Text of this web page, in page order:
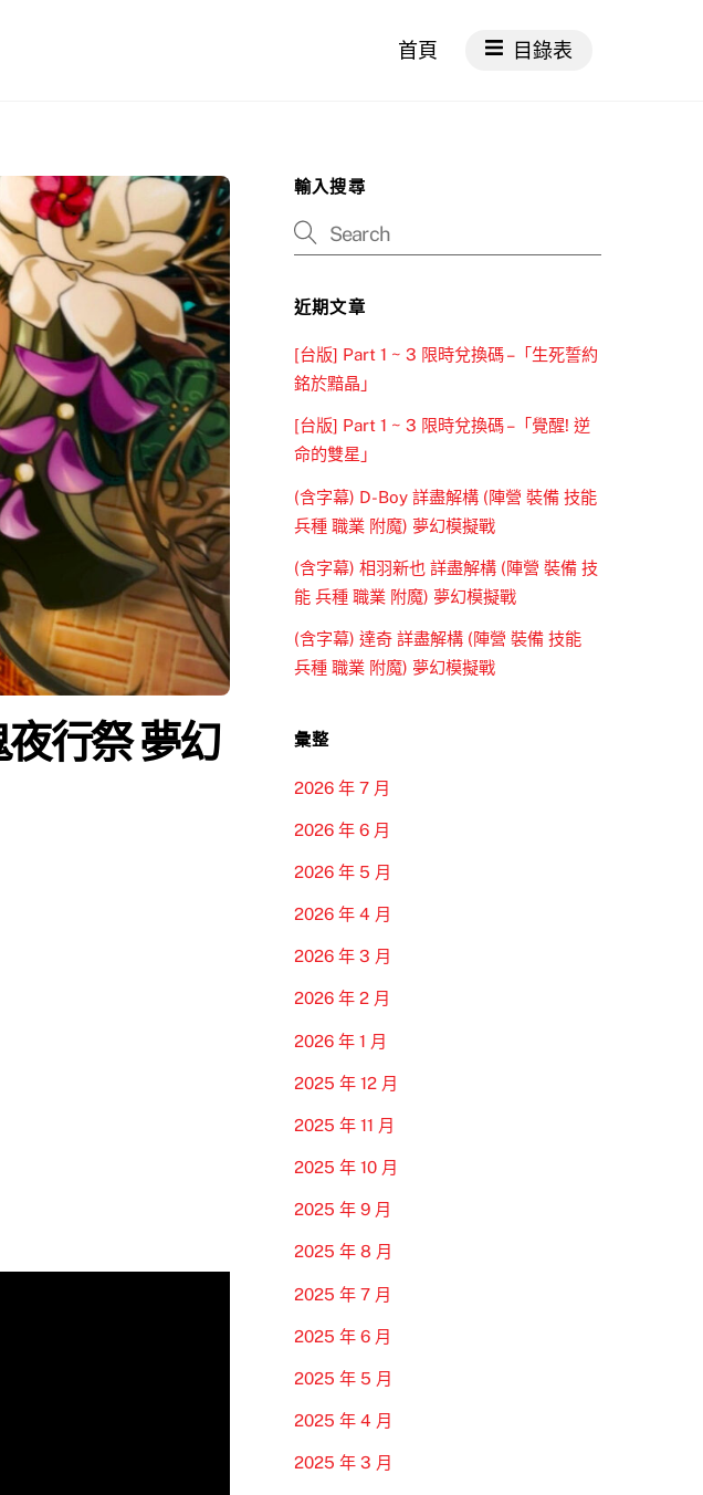
首頁 目錄表
行祭 夢幻
輸入搜尋
近期文章
[台版] Part 1 ~ 3 限時兌換碼 –「生死誓約
銘於黯晶」
[台版] Part 1 ~ 3 限時兌換碼 –「覺醒! 逆
命的雙星」
(含字幕) D-Boy 詳盡解構 (陣營 裝備 技能
兵種 職業 附魔) 夢幻模擬戰
(含字幕) 相羽新也 詳盡解構 (陣營 裝備 技
能 兵種 職業 附魔) 夢幻模擬戰
(含字幕) 達奇 詳盡解構 (陣營 裝備 技能
兵種 職業 附魔) 夢幻模擬戰
彙整
2026 年 7 月
2026 年 6 月
2026 年 5 月
2026 年 4 月
2026 年 3 月
2026 年 2 月
2026 年 1 月
2025 年 12 月
2025 年 11 月
2025 年 10 月
2025 年 9 月
2025 年 8 月
2025 年 7 月
2025 年 6 月
2025 年 5 月
2025 年 4 月
2025 年 3 月